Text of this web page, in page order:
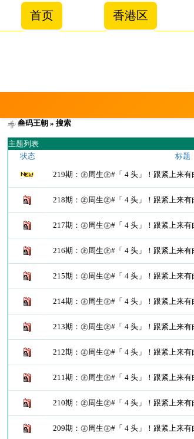
首页 香港区
叁码王朝 » 搜索
主题列表
状态
标题
219期：㊣周生㊣#「 4 头」！跟紧上来
218期：㊣周生㊣#「 4 头」！跟紧上来
217期：㊣周生㊣#「 4 头」！跟紧上来
216期：㊣周生㊣#「 4 头」！跟紧上来
215期：㊣周生㊣#「 4 头」！跟紧上来
214期：㊣周生㊣#「 4 头」！跟紧上来
213期：㊣周生㊣#「 4 头」！跟紧上来
212期：㊣周生㊣#「 4 头」！跟紧上来
211期：㊣周生㊣#「 4 头」！跟紧上来
210期：㊣周生㊣#「 4 头」！跟紧上来
209期：㊣周生㊣#「 4 头」！跟紧上来